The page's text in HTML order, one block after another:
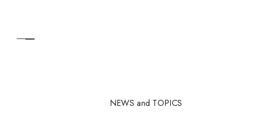
NEWS and TOPICS